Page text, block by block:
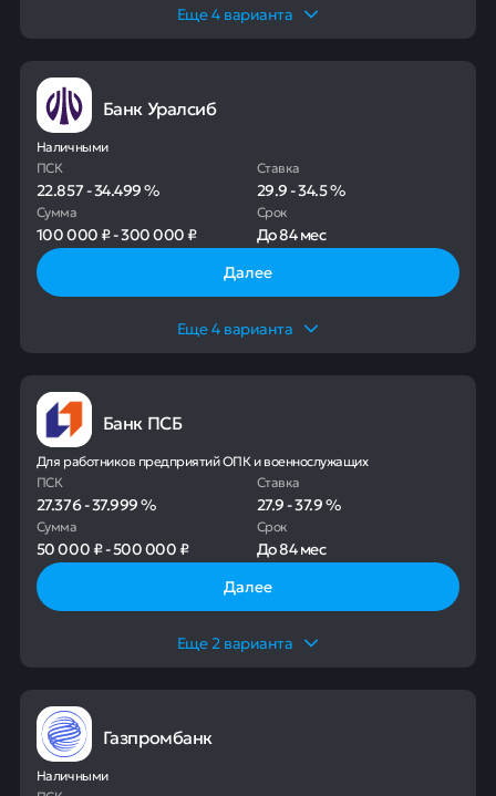
Еще4 варианта
Банк Уралсиб
Наличными
ПСК
22.857-34.499%
Ставка
29.9-34.5%
Сумма
100 000 ₽-300 000 ₽
Срок
До84 мес
Далее
Еще4 варианта
Банк ПСБ
Для работников предприятий ОПК и военнослужащих
ПСК
27.376-37.999%
Ставка
27.9-37.9%
Сумма
50 000 ₽-500 000 ₽
Срок
До84 мес
Далее
Еще2 варианта
Газпромбанк
Наличными